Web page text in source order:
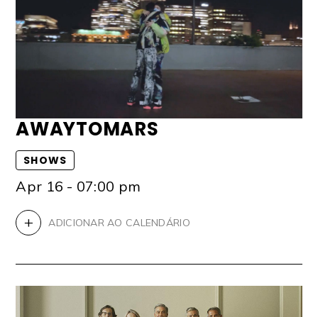
AWAYTOMARS
SHOWS
Apr 16 - 07:00 pm
+ ADICIONAR AO CALENDÁRIO